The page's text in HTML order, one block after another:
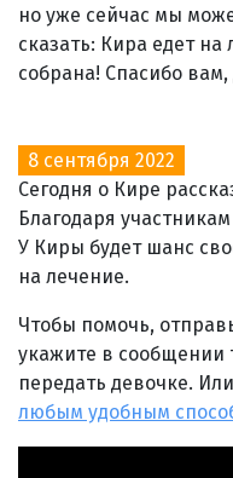
но уже сейчас мы
сказать: Кира едет
собрана! Спасибо вам,
8 сентября 2022
Сегодня о Кире
Благодаря
У Киры будет шанс
на лечение.
Чтобы помочь,
укажите в сообщении
передать девочке.
любым удобным